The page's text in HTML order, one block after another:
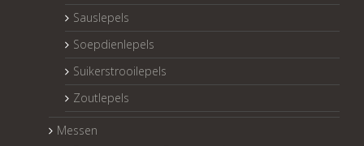
Sauslepels
Soepdienlepels
Suikerstrooilepels
Zoutlepels
Messen